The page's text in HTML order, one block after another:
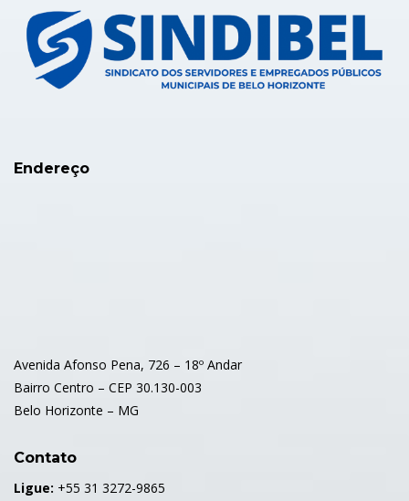
Endereço
Avenida Afonso Pena, 726 – 18º Andar
Bairro Centro – CEP 30.130-003
Belo Horizonte – MG
Contato
Ligue: +55 31 3272-9865